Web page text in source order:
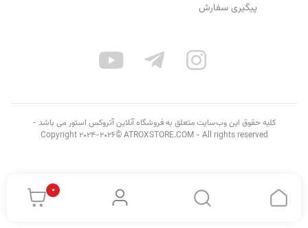
0
پیگیری سفارش
کلیه حقوق این وب‌سایت متعلق به فروشگاه آنلاین آتروکس استور می باشد -
Copyright 2024-2026© ATROXSTORE.COM - All rights reserved